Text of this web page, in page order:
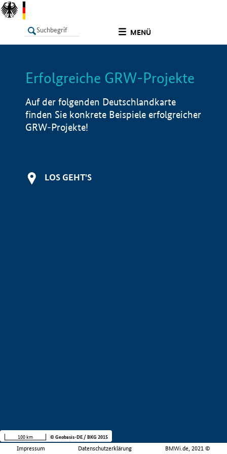
MENÜ
LISTE Info
Erfolgreiche GRW-Projekte
Auf der folgenden Deutschlandkarte
finden Sie konkrete Beispiele erfolgreicher
GRW-Projekte!
LOS GEHT'S
Impressum Datenschutzerklärung BMWi.de, 2021 ©
100 km © Geobasis-DE / BKG 2015